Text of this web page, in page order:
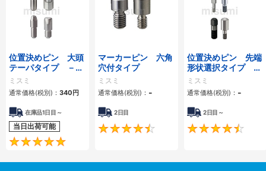
位置決めピン 大頭
テーパタイプ －圧
入－
ミスミ
通常価格(税別)： 340 円
在庫品1日目～
当日出荷可能
マーカーピン 六角
穴付タイプ
ミスミ
通常価格(税別)： -
2日目
4.4
位置決めピン 先端
形状選択タイプ －
おねじ－
ミスミ
通常価格(税別)： -
2日目～